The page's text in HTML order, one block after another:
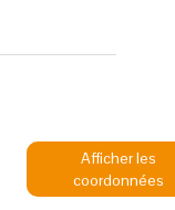
Afficher les
coordonnées